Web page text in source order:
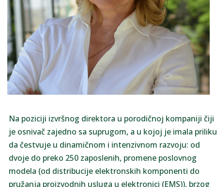
Na poziciji izvršnog direktora u porodičnoj kompaniji čiji
je osnivač zajedno sa suprugom, a u kojoj je imala priliku
da čestvuje u dinamičnom i intenzivnom razvoju: od
dvoje do preko 250 zaposlenih, promene poslovnog
modela (od distribucije elektronskih komponenti do
pružanja proizvodnih usluga u elektronici (EMS)), brzog